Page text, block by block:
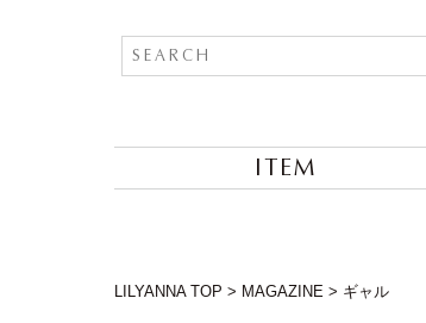
ITEM
LILYANNA TOP > MAGAZINE > ギャル